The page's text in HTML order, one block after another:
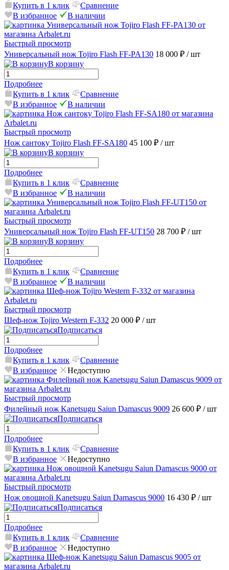
Купить в 1 клик
Сравнение
В избранное
В наличии
Быстрый просмотр
Универсальный нож Tojiro Flash FF-PA130 18 000 ₽ / шт
В корзину
Подробнее
Купить в 1 клик
Сравнение
В избранное
В наличии
Быстрый просмотр
Нож сантоку Tojiro Flash FF-SA180 45 100 ₽ / шт
В корзину
Подробнее
Купить в 1 клик
Сравнение
В избранное
В наличии
Быстрый просмотр
Универсальный нож Tojiro Flash FF-UT150 28 700 ₽ / шт
В корзину
Подробнее
Купить в 1 клик
Сравнение
В избранное
В наличии
Быстрый просмотр
Шеф-нож Tojiro Western F-332 20 000 ₽ / шт
Подписаться
Подробнее
Купить в 1 клик
Сравнение
В избранное
Недоступно
Быстрый просмотр
Филейный нож Kanetsugu Saiun Damascus 9009 26 600 ₽ / шт
Подписаться
Подробнее
Купить в 1 клик
Сравнение
В избранное
Недоступно
Быстрый просмотр
Нож овощной Kanetsugu Saiun Damascus 9000 16 430 ₽ / шт
Подписаться
Подробнее
Купить в 1 клик
Сравнение
В избранное
Недоступно